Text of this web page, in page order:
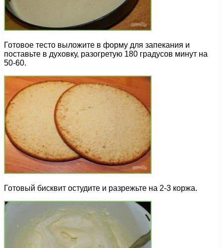
Готовое тесто выложите в форму для запекания и
поставьте в духовку, разогретую 180 градусов минут на
50-60.
Готовый бисквит остудите и разрежьте на 2-3 коржа.